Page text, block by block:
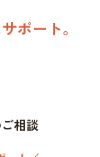
ポート。
相談